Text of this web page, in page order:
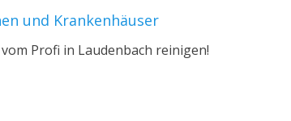
und Krankenhäuser
Profi in Laudenbach reinigen!